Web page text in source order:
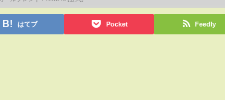
はてブ Pocket Feedly